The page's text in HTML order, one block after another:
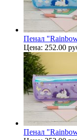
Пенал
Цена: 252.00
Пенал